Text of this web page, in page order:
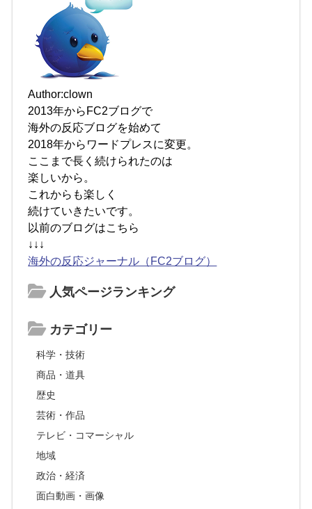
Author:clown
2013年からFC2ブログで
海外の反応ブログを始めて
2018年からワードプレスに変更。
ここまで長く続けられたのは
楽しいから。
これからも楽しく
続けていきたいです。
以前のブログはこちら
↓↓↓
海外の反応ジャーナル（FC2ブログ）
人気ページランキング
カテゴリー
科学・技術
商品・道具
歴史
芸術・作品
テレビ・コマーシャル
地域
政治・経済
面白動画・画像